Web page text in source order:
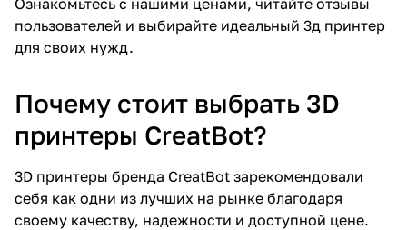
пользователей и выбирайте идеальный 3д принтер
для своих нужд.
Почему стоит выбрать 3D
принтеры CreatBot?
3D принтеры бренда CreatBot зарекомендовали
себя как одни из лучших на рынке благодаря
своему качеству, надежности и доступной цене.